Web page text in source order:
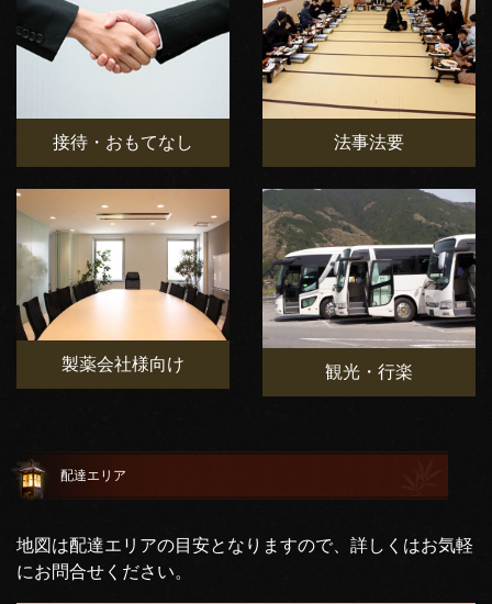
接待・おもてなし 法事法要
製薬会社様向け 観光・行楽
配達エリア
地図は配達エリアの目安となりますので、詳しくはお気軽
にお問合せください。